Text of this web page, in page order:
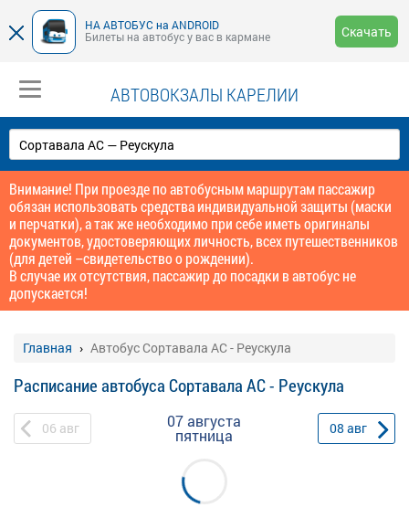
НА АВТОБУС на ANDROID
Билеты на автобус у вас в кармане
Скачать
АВТОВОКЗАЛЫ КАРЕЛИИ
Внимание! При проезде по автобусным маршрутам пассажир
обязан использовать средства индивидуальной защиты (маски
и перчатки), а так же необходимо при себе иметь оригиналы
документов, удостоверяющих личность, всех путешественников
(для детей –свидетельство о рождении).
В случае их отсутствия, пассажир до посадки в автобус не
допускается!
Главная Автобус Сортавала АС - Реускула
Расписание автобуса Сортавала АС - Реускула
06 авг 07 августа
пятница 08 авг